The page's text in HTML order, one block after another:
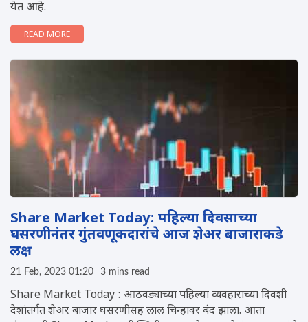
येत आहे.
READ MORE
Share Market Today: पहिल्या दिवसाच्या
घसरणीनंतर गुंतवणूकदारांचे आज शेअर बाजाराकडे
लक्ष
21 Feb, 2023 01:20 3 mins read
Share Market Today : आठवड्याच्या पहिल्या व्यवहाराच्या दिवशी
देशांतर्गत शेअर बाजार घसरणीसह लाल चिन्हावर बंद झाला. आता